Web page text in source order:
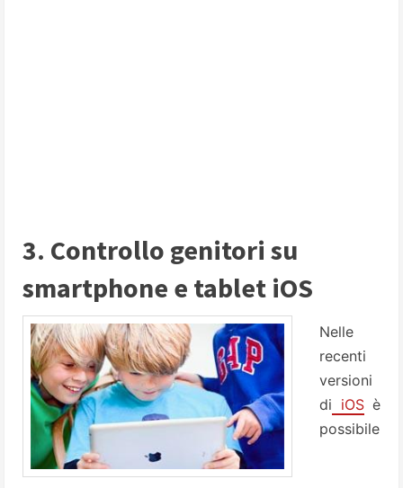
3. Controllo genitori su
smartphone e tablet iOS
Nelle
recenti
versioni
di iOSè
possibile